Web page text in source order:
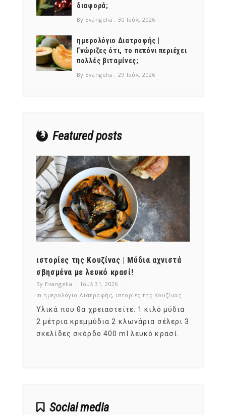
διαφορά;
By Evangelia 30 Ιούλ, 2026
ημερολόγιο Διατροφής |
Γνώριζες ότι, το πεπόνι περιέχει
πολλές βιταμίνες;
By Evangelia 29 Ιούλ, 2026
Featured posts
ιστορίες της Κουζίνας | Μύδια αχνιστά
σβησμένα με λευκό κρασί!
By Evangelia
Ιούλ 31, 2026
in ημερολόγιο Διατροφής, ιστορίες της Κουζίνας
Υλικά που θα χρειαστείτε: 1 κιλό μύδια
2 μέτρια κρεμμύδια 2 κλωνάρια σέλερι 3
σκελίδες σκόρδο 400 ml λευκό κρασί.
Social media
NEWSLETTER
mel
y updates
fro
m